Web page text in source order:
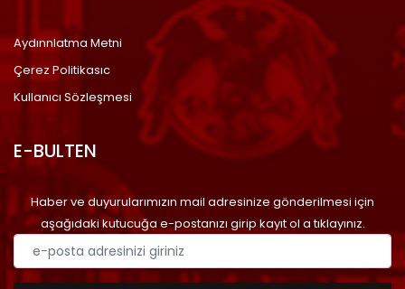
Aydınnlatma Metni
Çerez Politikasıc
Kullanıcı Sözleşmesi
E-BULTEN
Haber ve duyurularımızın mail adresinize gönderilmesi için
aşağıdaki kutucuğa e-postanızı girip kayıt ol a tıklayınız.